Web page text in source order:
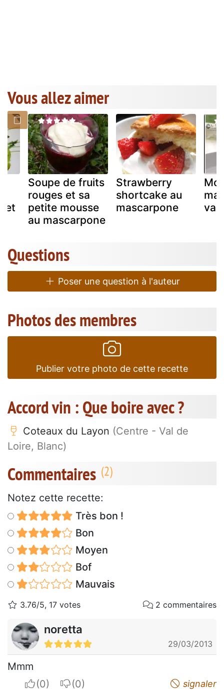
Vous allez aimer
et
Soupe de fruits
rouges et sa
petite mousse
au mascarpone
Strawberry
shortcake au
mascarpone
Questions
Poser une question à l'auteur
Photos des membres
Publier votre photo de cette recette
Accord vin : Que boire avec ?
Coteaux du Layon (Centre - Val de
Loire, Blanc)
Commentaires
Notez cette recette:
Très bon !
Bon
Moyen
Bof
Mauvais
3.76/5, 17 votes 2 commentaires
noretta
29/03/2013
Mmm
I apreciateI do not appreciate signaler